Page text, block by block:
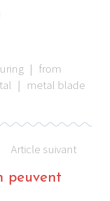
| from
| metal blade
Article suivant
peuvent